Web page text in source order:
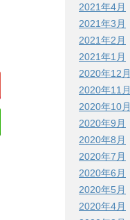
2021年4月
2021年3月
2021年2月
2021年1月
2020年12月
2020年11月
2020年10月
2020年9月
2020年8月
2020年7月
2020年6月
2020年5月
2020年4月